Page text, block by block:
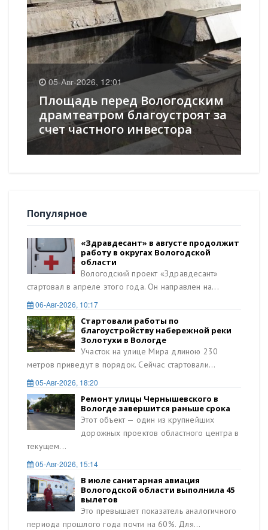
05-Авг-2026, 12:01
Площадь перед Вологодским
драмтеатром благоустроят за
счет частного инвестора
Популярное
«Здравдесант» в августе продолжит
работу в округах Вологодской
области
Вологодский проект «Здравдесант»
стартовал в апреле этого года. Он направлен на...
06-Авг-2026, 10:17
Стартовали работы по
благоустройству набережной реки
Золотухи в Вологде
Участок на улице Мира длиною 230
метров приведут в порядок. Сейчас стартовали...
05-Авг-2026, 18:20
Ремонт улицы Чернышевского в
Вологде завершится раньше срока
Этот объект — один из крупнейших
дорожных проектов областного центра в
текущем...
05-Авг-2026, 15:14
В июле санитарная авиация
Вологодской области выполнила 45
вылетов
Это превышает показатель аналогичного
периода прошлого года почти на 60%. Для...